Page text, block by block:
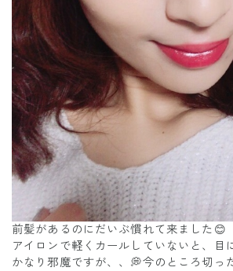
前髪があるのにだいぶ慣れて来ました😊
アイロンで軽くカールしていないと、目
かなり邪魔ですが、、💭今のところ切っ